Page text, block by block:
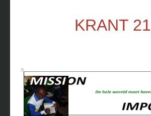
KRANT 21